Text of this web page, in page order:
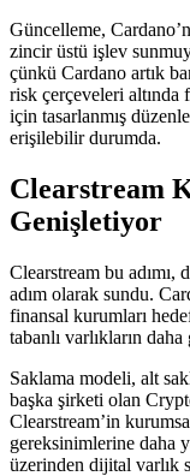
Güncelleme,
zincir üstü işlev
çünkü Cardano artık
risk çerçeveleri altında
için tasarlanmış
erişilebilir durumda.
Clearstream
Genişletiyor
Clearstream bu
adım olarak sundu.
finansal kurumları
tabanlı varlıkların
Saklama modeli, alt
başka şirketi olan
Clearstream’in
gereksinimlerine daha
üzerinden dijital varlık